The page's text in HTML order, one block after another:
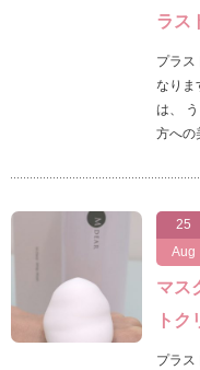
ラス
プラス
なり
は、
方への
25
Aug
マス
トク
プラ